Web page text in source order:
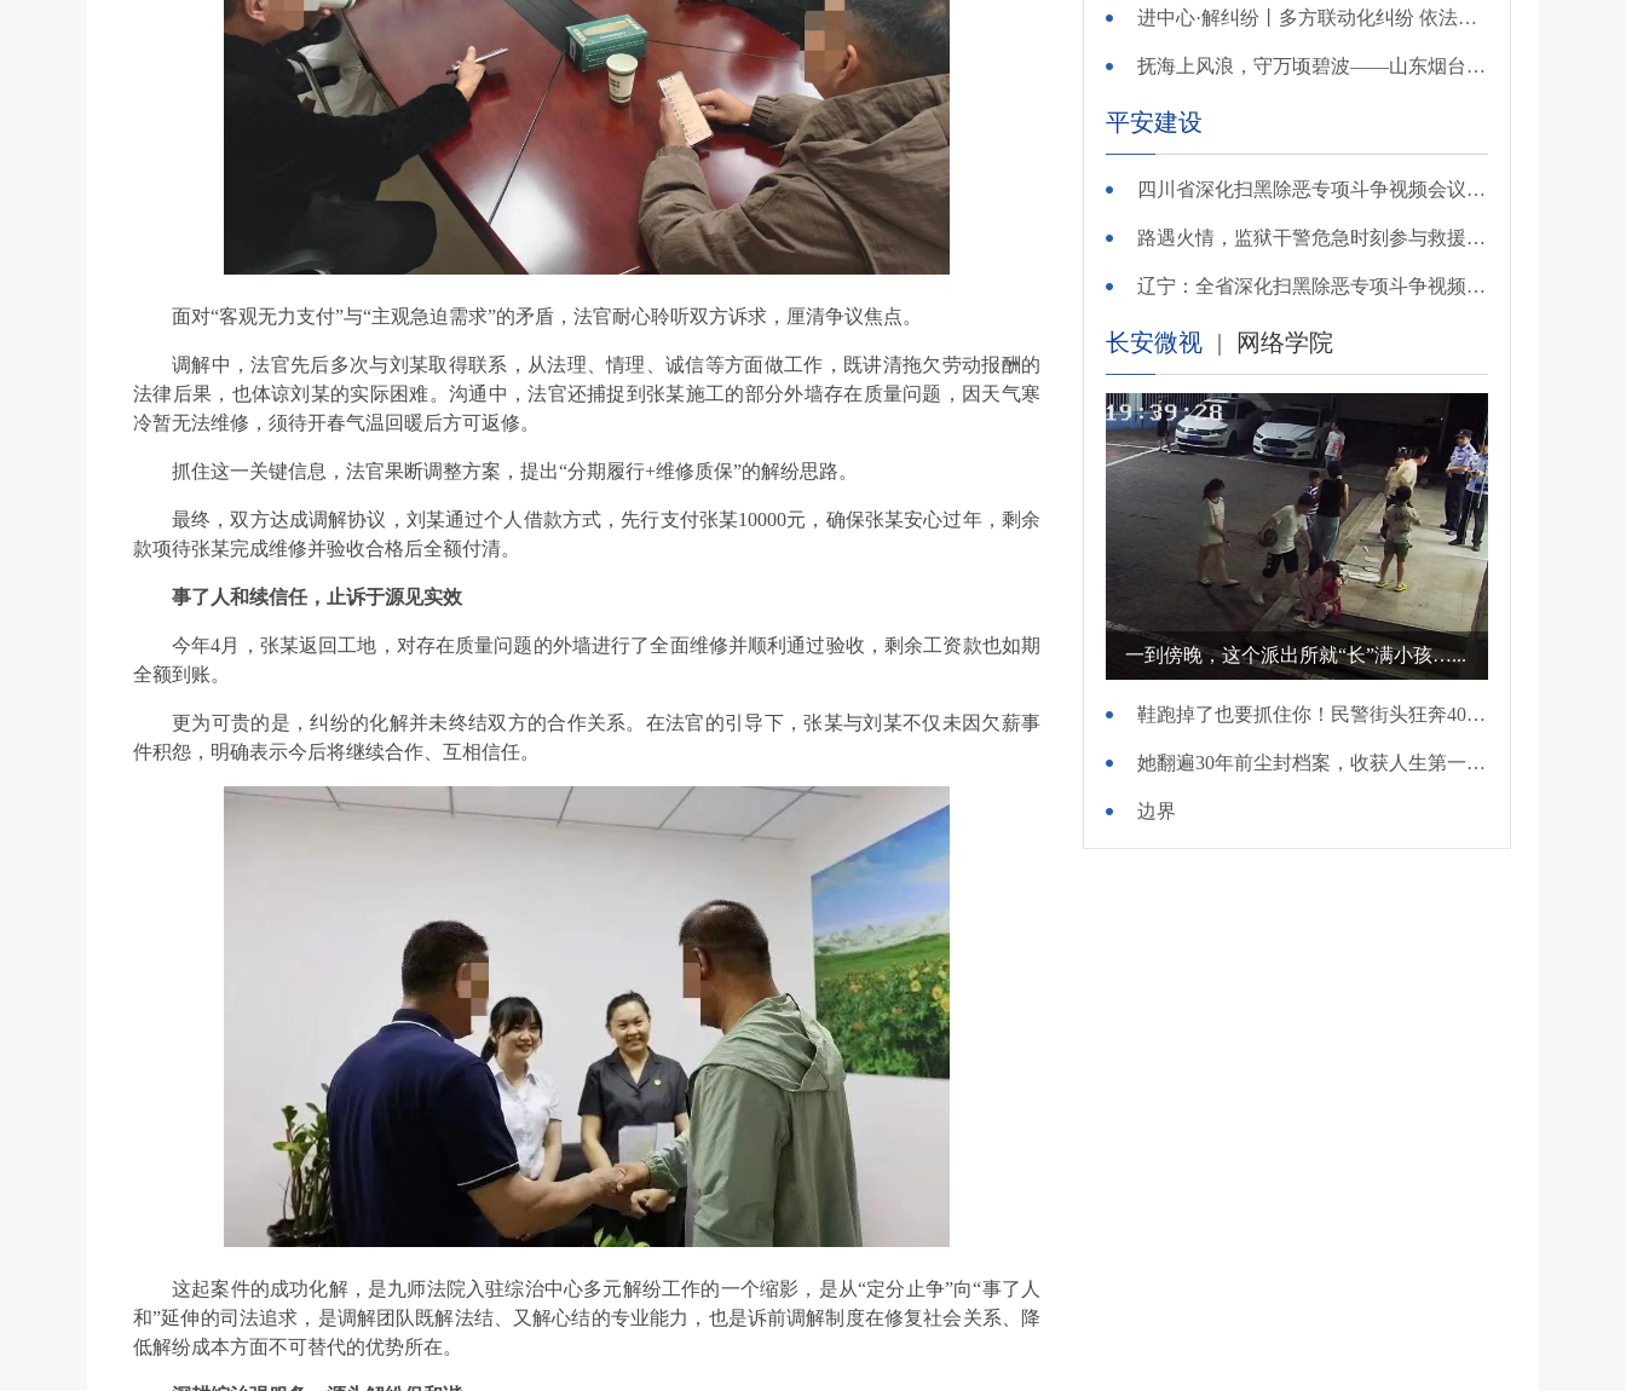
面对“客观无力支付”与“主观急迫需求”的矛盾，法官耐心聆听双方诉求，厘清争议焦点。
调解中，法官先后多次与刘某取得联系，从法理、情理、诚信等方面做工作，既讲清拖欠劳动报酬的
法律后果，也体谅刘某的实际困难。沟通中，法官还捕捉到张某施工的部分外墙存在质量问题，因天气寒
冷暂无法维修，须待开春气温回暖后方可返修。
抓住这一关键信息，法官果断调整方案，提出“分期履行+维修质保”的解纷思路。
最终，双方达成调解协议，刘某通过个人借款方式，先行支付张某10000元，确保张某安心过年，剩余
款项待张某完成维修并验收合格后全额付清。
事了人和续信任，止诉于源见实效
今年4月，张某返回工地，对存在质量问题的外墙进行了全面维修并顺利通过验收，剩余工资款也如期
全额到账。
更为可贵的是，纠纷的化解并未终结双方的合作关系。在法官的引导下，张某与刘某不仅未因欠薪事
件积怨，明确表示今后将继续合作、互相信任。
这起案件的成功化解，是九师法院入驻综治中心多元解纷工作的一个缩影，是从“定分止争”向“事了人
和”延伸的司法追求，是调解团队既解法结、又解心结的专业能力，也是诉前调解制度在修复社会关系、降
低解纷成本方面不可替代的优势所在。
进中心·解纠纷丨多方联动化纠纷 依法调解护农耕
抚海上风浪，守万顷碧波——山东烟台把矛盾化解在微澜未起时
平安建设
四川省深化扫黑除恶专项斗争视频会议召开 于立军出席并讲话
路遇火情，监狱干警危急时刻参与救援显身手！
辽宁：全省深化扫黑除恶专项斗争视频会议召开
长安微视 | 网络学院
一到傍晚，这个派出所就“长”满小孩…...
鞋跑掉了也要抓住你！民警街头狂奔400米擒贼
她翻遍30年前尘封档案，收获人生第一面锦旗
边界